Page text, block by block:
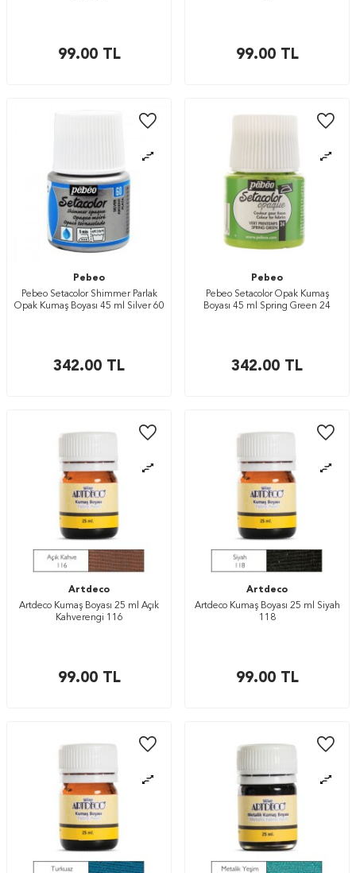
99.00TL 99.00TL
Pebeo
Pebeo Setacolor Shimmer Parlak
Opak Kumaş Boyası 45 ml Silver 60
342.00 TL
Pebeo
Pebeo Setacolor Opak Kumaş
Boyası 45 ml Spring Green 24
342.00 TL
Artdeco
Artdeco Kumaş Boyası 25 ml Açık
Kahverengi 116
99.00TL
Artdeco
Artdeco Kumaş Boyası 25 ml Siyah
118
99.00TL